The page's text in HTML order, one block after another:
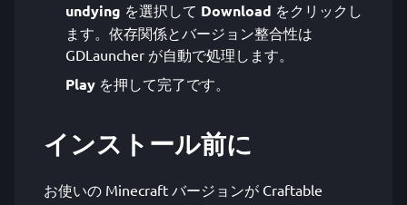
undying を選択して Download をクリックし
ます。依存関係とバージョン整合性は
GDLauncher が自動で処理します。
Play を押して完了です。
インストール前に
お使いの Minecraft バージョンが Craftable